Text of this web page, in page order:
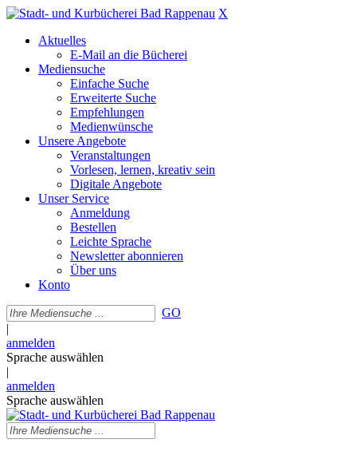
X
Aktuelles
E-Mail an die Bücherei
Mediensuche
Einfache Suche
Erweiterte Suche
Empfehlungen
Medienwünsche
Unsere Angebote
Veranstaltungen
Vorlesen, lernen, kreativ sein
Digitale Angebote
Unser Service
Anmeldung
Bestellen
Leichte Sprache
Newsletter abonnieren
Über uns
Konto
GO
|
anmelden
Sprache auswählen
|
anmelden
Sprache auswählen